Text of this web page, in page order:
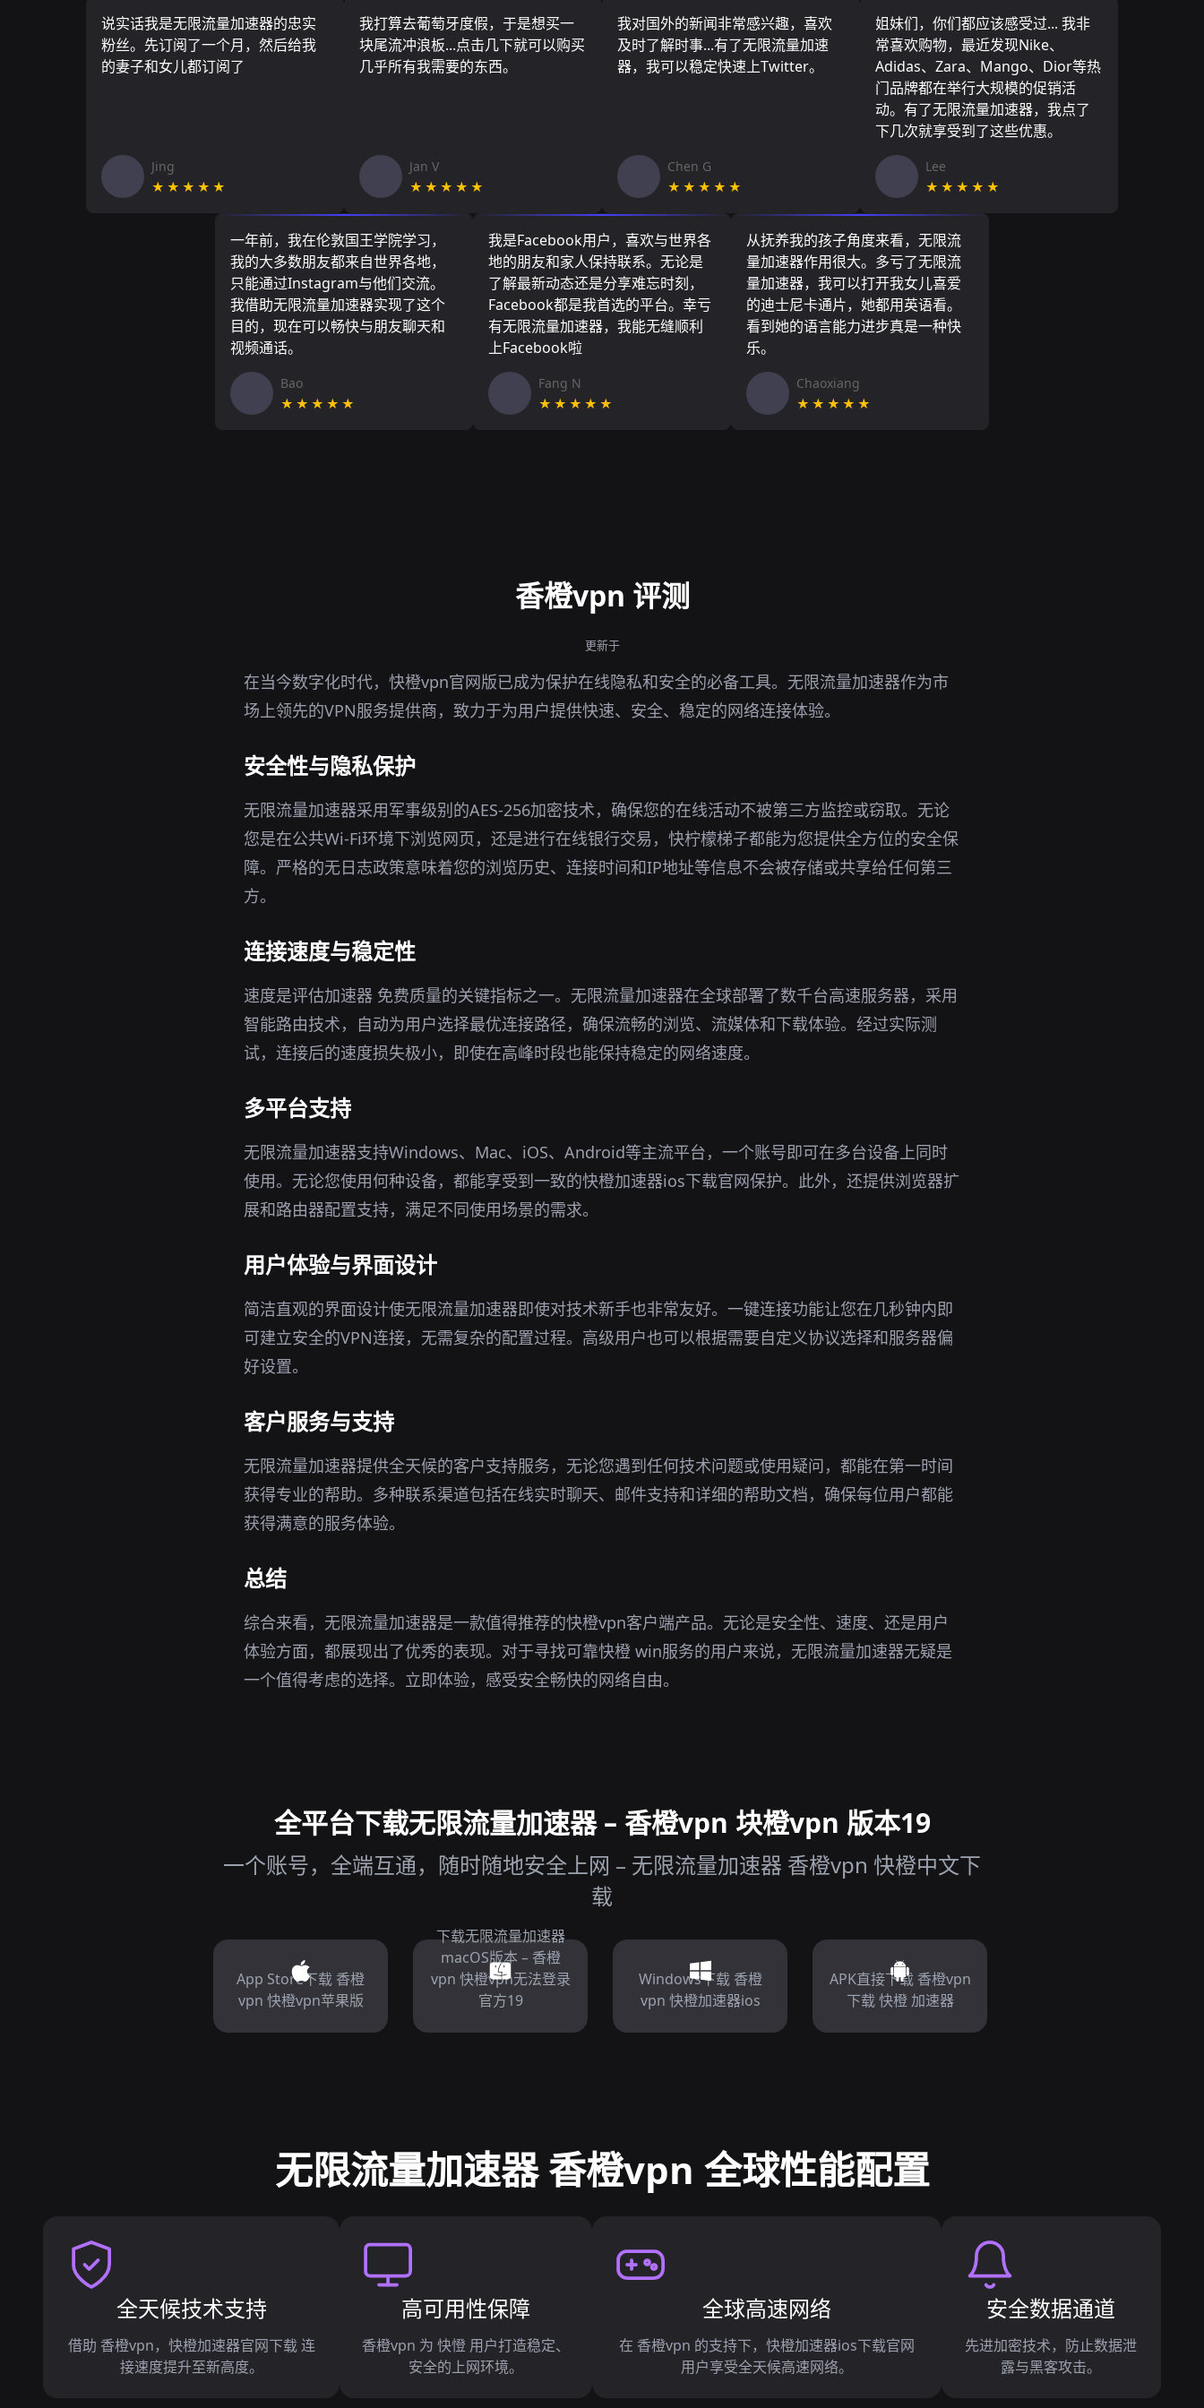
说实话我是无限流量加速器的忠实
粉丝。先订阅了一个月，然后给我
的妻子和女儿都订阅了
Jing
★★★★★
我打算去葡萄牙度假，于是想买一
块尾流冲浪板...点击几下就可以购买
几乎所有我需要的东西。
Jan V
★★★★★
我对国外的新闻非常感兴趣，喜欢
及时了解时事...有了无限流量加速
器，我可以稳定快速上Twitter。
Chen G
★★★★★
姐妹们，你们都应该感受过... 我非
常喜欢购物，最近发现Nike、
Adidas、Zara、Mango、Dior等热
门品牌都在举行大规模的促销活
动。有了无限流量加速器，我点了
下几次就享受到了这些优惠。
Lee
★★★★★
一年前，我在伦敦国王学院学习，
我的大多数朋友都来自世界各地，
只能通过Instagram与他们交流。
我借助无限流量加速器实现了这个
目的，现在可以畅快与朋友聊天和
视频通话。
Bao
★★★★★
我是Facebook用户，喜欢与世界各
地的朋友和家人保持联系。无论是
了解最新动态还是分享难忘时刻，
Facebook都是我首选的平台。幸亏
有无限流量加速器，我能无缝顺利
上Facebook啦
Fang N
★★★★★
从抚养我的孩子角度来看，无限流
量加速器作用很大。多亏了无限流
量加速器，我可以打开我女儿喜爱
的迪士尼卡通片，她都用英语看。
看到她的语言能力进步真是一种快
乐。
Chaoxiang
★★★★★
香橙vpn 评测
更新于
在当今数字化时代，快橙vpn官网版已成为保护在线隐私和安全的必备工具。无限流量加速器作为市
场上领先的VPN服务提供商，致力于为用户提供快速、安全、稳定的网络连接体验。
安全性与隐私保护
无限流量加速器采用军事级别的AES-256加密技术，确保您的在线活动不被第三方监控或窃取。无论
您是在公共Wi-Fi环境下浏览网页，还是进行在线银行交易，快柠檬梯子都能为您提供全方位的安全保
障。严格的无日志政策意味着您的浏览历史、连接时间和IP地址等信息不会被存储或共享给任何第三
方。
连接速度与稳定性
速度是评估加速器 免费质量的关键指标之一。无限流量加速器在全球部署了数千台高速服务器，采用
智能路由技术，自动为用户选择最优连接路径，确保流畅的浏览、流媒体和下载体验。经过实际测
试，连接后的速度损失极小，即使在高峰时段也能保持稳定的网络速度。
多平台支持
无限流量加速器支持Windows、Mac、iOS、Android等主流平台，一个账号即可在多台设备上同时
使用。无论您使用何种设备，都能享受到一致的快橙加速器ios下载官网保护。此外，还提供浏览器扩
展和路由器配置支持，满足不同使用场景的需求。
用户体验与界面设计
简洁直观的界面设计使无限流量加速器即使对技术新手也非常友好。一键连接功能让您在几秒钟内即
可建立安全的VPN连接，无需复杂的配置过程。高级用户也可以根据需要自定义协议选择和服务器偏
好设置。
客户服务与支持
无限流量加速器提供全天候的客户支持服务，无论您遇到任何技术问题或使用疑问，都能在第一时间
获得专业的帮助。多种联系渠道包括在线实时聊天、邮件支持和详细的帮助文档，确保每位用户都能
获得满意的服务体验。
总结
综合来看，无限流量加速器是一款值得推荐的快橙vpn客户端产品。无论是安全性、速度、还是用户
体验方面，都展现出了优秀的表现。对于寻找可靠快橙 win服务的用户来说，无限流量加速器无疑是
一个值得考虑的选择。立即体验，感受安全畅快的网络自由。
全平台下载无限流量加速器 – 香橙vpn 块橙vpn 版本19
一个账号，全端互通，随时随地安全上网 – 无限流量加速器 香橙vpn 快橙中文下
载
App Store下载 香橙
vpn 快橙vpn苹果版
下载无限流量加速器
macOS版本 – 香橙
vpn 快橙vpn无法登录
官方19
Windows下载 香橙
vpn 快橙加速器ios
APK直接下载 香橙vpn
下载 快橙 加速器
无限流量加速器 香橙vpn 全球性能配置
全天候技术支持
借助 香橙vpn，快橙加速器官网下载 连
接速度提升至新高度。
高可用性保障
香橙vpn 为 快憕 用户打造稳定、
安全的上网环境。
全球高速网络
在 香橙vpn 的支持下，快橙加速器ios下载官网
用户享受全天候高速网络。
安全数据通道
先进加密技术，防止数据泄
露与黑客攻击。